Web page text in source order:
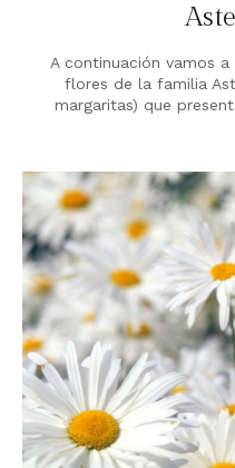
A continuación vamos
flores de la familia
margaritas) que